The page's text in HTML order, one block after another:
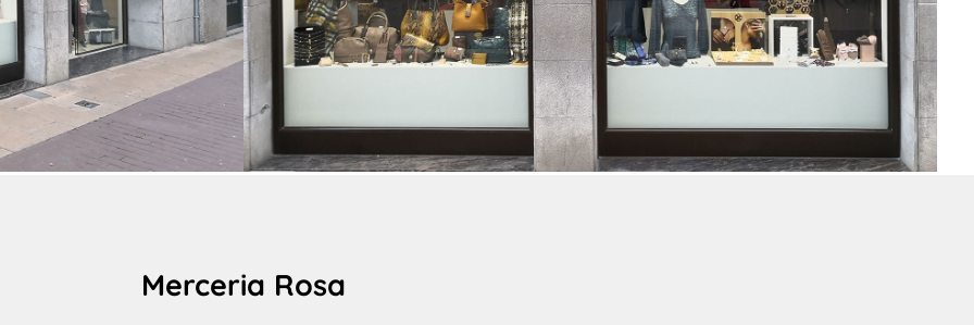
Merceria Rosa